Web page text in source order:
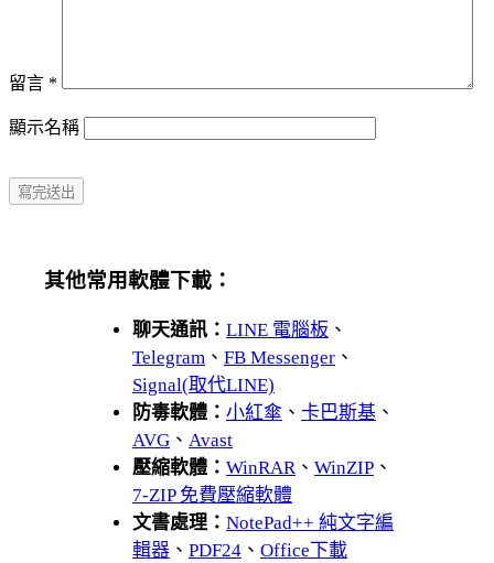
留言 *
顯示名稱
其他常用軟體下載：
聊天通訊： LINE 電腦板 、
Telegram 、 FB Messenger 、
Signal(取代LINE)
防毒軟體： 小紅傘 、 卡巴斯基 、
AVG 、 Avast
壓縮軟體： WinRAR、 WinZIP 、
7-ZIP 免費壓縮軟體
文書處理： NotePad++ 純文字編
輯器 、 PDF24 、 Office下載